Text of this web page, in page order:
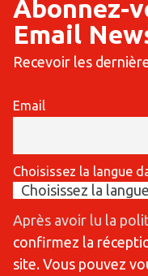
Abonnez-
Email
Recevoir les
Email
Choisissez la langue
Après avoir lu la
confirmez la
site. Vous pouvez